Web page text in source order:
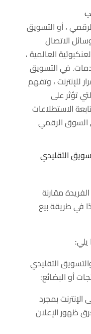
، أو التسويق
الاتصال
العالمية ،
في التسويق
للإنترنت ، وتفهم
تؤثر على
الاستطلاعات
السوق الرقمي
التقليدي
مقارنة
في طريقة بيع
التقليدي
أو البضائع:
الإنترنت بمجرد
ظهور الإعلان